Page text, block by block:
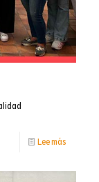
Lee más-